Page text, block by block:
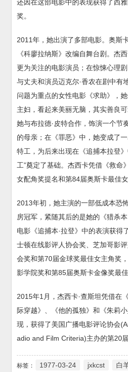
还因在这部电影中的表现获得了西
奖。
2011年，她出演了多部电影。奥斯
《科廖拉纳斯》改编自舞台剧。杰
更为关注的电影演员；在惊悚心理
与丈夫和演员迈克尔·香农在剧中有
问题为重点的女性电影《求助》，
主妇，看起来美丽无脑，其实善良
她与布拉德·皮特合作，饰演一个节
的母亲；在《罪恶》中，她变成了
特工，为后来出现在《追捕本拉登
工”奠定了基础。杰西卡凭借《救命
女配角奖提名和第84届奥斯卡最佳女
2013年初，她主演的一部低成本恐
房冠军，紧随其后的是她的《猎杀
电影《追捕本·拉登》中的表演获得
士顿在线影评人协会奖、芝加哥影
会奖和第70届金球奖最佳女主角奖
影学院奖和第85届奥斯卡金像奖最佳
2015年1月，杰西卡·查斯坦凭借在
际穿越》、《他的孤独》和《朱莉
现，获得了美国广播电影评论协会
adio and Film Criteria)主办的第20
标签： 1977-03-24 jxkcst 白